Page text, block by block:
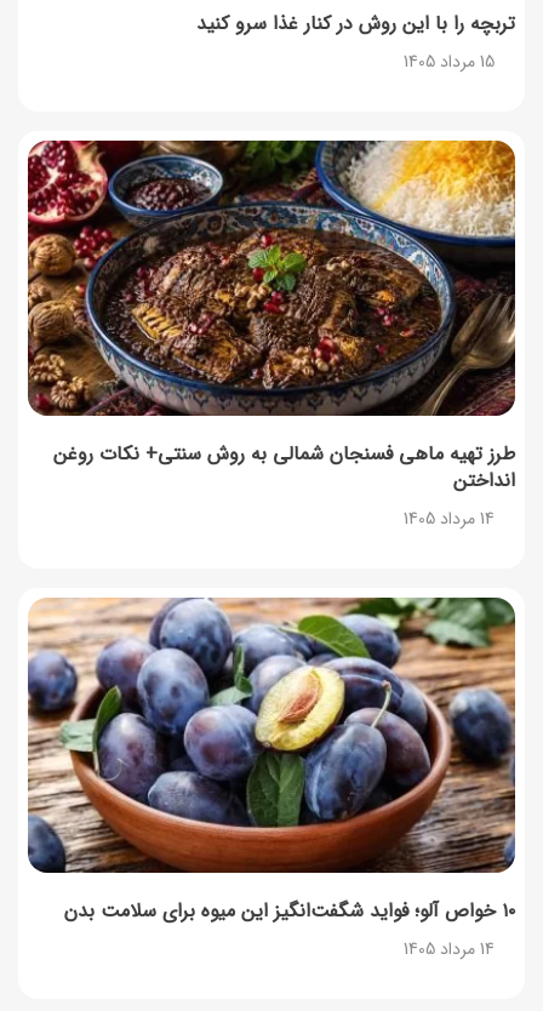
تربچه را با این روش در کنار غذا سرو کنید
15 مرداد 1405
طرز تهیه ماهی فسنجان شمالی به روش سنتی+ نکات روغن
انداختن
14 مرداد 1405
۱۰ خواص آلو؛ فواید شگفت‌انگیز این میوه برای سلامت بدن
14 مرداد 1405